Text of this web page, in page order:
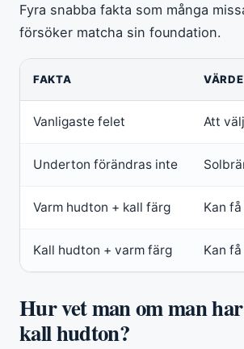
Fyra snabba fakta som många
försöker matcha sin foundation.
FAKTA VÄRDE
Vanligaste felet Att
Underton förändras inte
Varm hudton + kall färg Kan
Kall hudton + varm färg Kan
Hur vet man om man
kall hudton?